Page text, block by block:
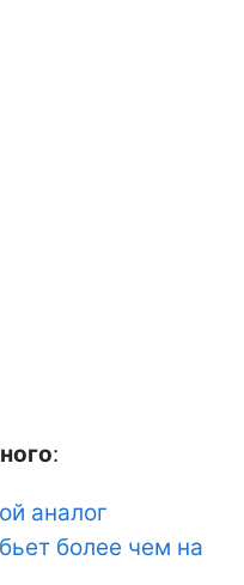
:
аналог
более чем на